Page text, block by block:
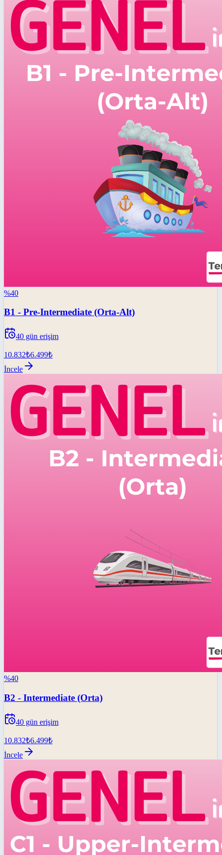
%40
B1 - Pre-Intermediate (Orta-Alt)
40 gün erişim
10.832₺6.499₺
İncele
%40
B2 - Intermediate (Orta)
40 gün erişim
10.832₺6.499₺
İncele